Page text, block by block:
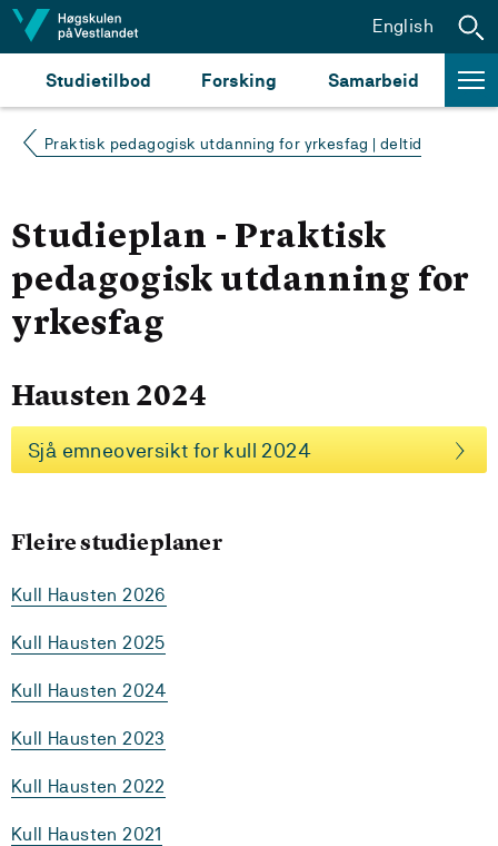
Hopp til innhald
Studietilbod Forsking Samarbeid
English
Praktisk pedagogisk utdanning for yrkesfag | deltid
Studieplan - Praktisk
pedagogisk utdanning for
yrkesfag
Hausten 2024
Sjå emneoversikt for kull 2024
Fleire studieplaner
Kull Hausten 2026
Kull Hausten 2025
Kull Hausten 2024
Kull Hausten 2023
Kull Hausten 2022
Kull Hausten 2021